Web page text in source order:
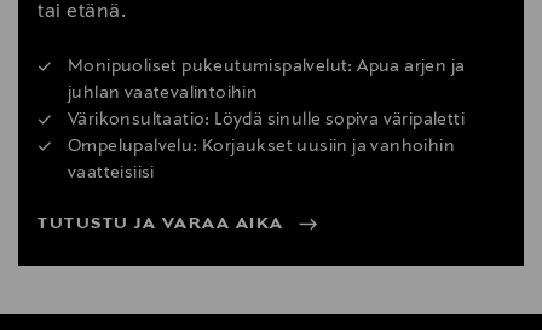
tai etänä.
Monipuoliset pukeutumispalvelut: Apua arjen ja
juhlan vaatevalintoihin
Värikonsultaatio: Löydä sinulle sopiva väripaletti
Ompelupalvelu: Korjaukset uusiin ja vanhoihin
vaatteisiisi
TUTUSTU JA VARAA AIKA